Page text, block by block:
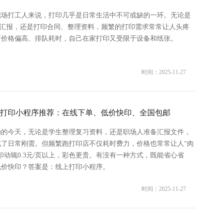
打工人来说，打印几乎是日常生活中不可或缺的一环。无论是
报，还是打印合同、整理资料，频繁的打印需求常常让人头疼
格偏高、排队耗时，自己在家打印又受限于设备和纸张。
时间：2025-11-27
印小程序推荐：在线下单、低价快印、全国包邮
今天，无论是学生整理复习资料，还是职场人准备汇报文件，
日常刚需。但频繁跑打印店不仅耗时费力，价格也常常让人“肉
辄0.3元/页以上，彩色更贵。有没有一种方式，既能省心省
快印？答案是：线上打印小程序。
时间：2025-11-27